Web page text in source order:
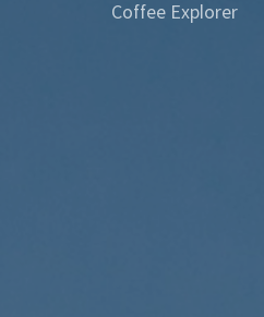
Coffee Explorer